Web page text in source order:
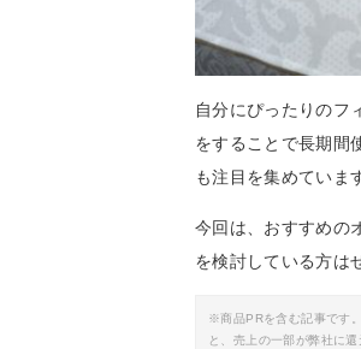
自分にぴったりのフ
をすることで長期間
も注目を集めていま
今回は、おすすめの
を検討している方は
※商品PRを含む記事です
と、売上の一部が弊社に還